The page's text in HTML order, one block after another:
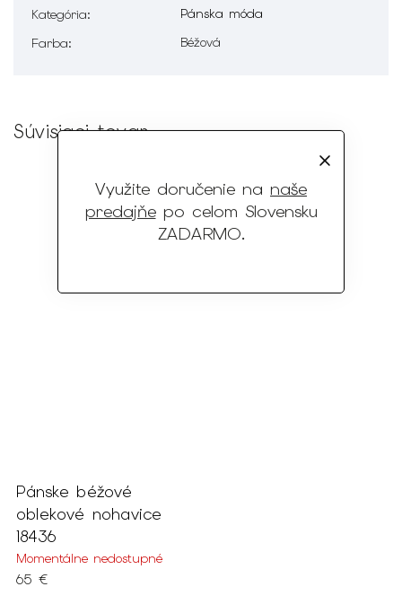
Využite doručenie na naše
predajňepo celom Slovensku
ZADARMO.
Kategória:
Pánska móda
Farba: Béžová
Súvisiaci tovar
Pánske béžové
oblekové nohavice
18436
Momentálne nedostupné
65 €